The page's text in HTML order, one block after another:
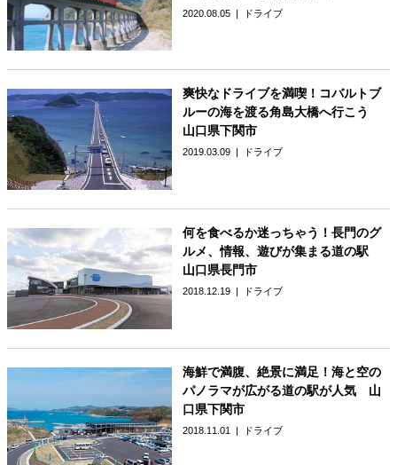
2020.08.05 ドライブ
爽快なドライブを満喫！コバルトブ
ルーの海を渡る角島大橋へ行こう
山口県下関市
2019.03.09 ドライブ
何を食べるか迷っちゃう！長門のグ
ルメ、情報、遊びが集まる道の駅
山口県長門市
2018.12.19 ドライブ
海鮮で満腹、絶景に満足！海と空の
パノラマが広がる道の駅が人気 山
口県下関市
2018.11.01 ドライブ